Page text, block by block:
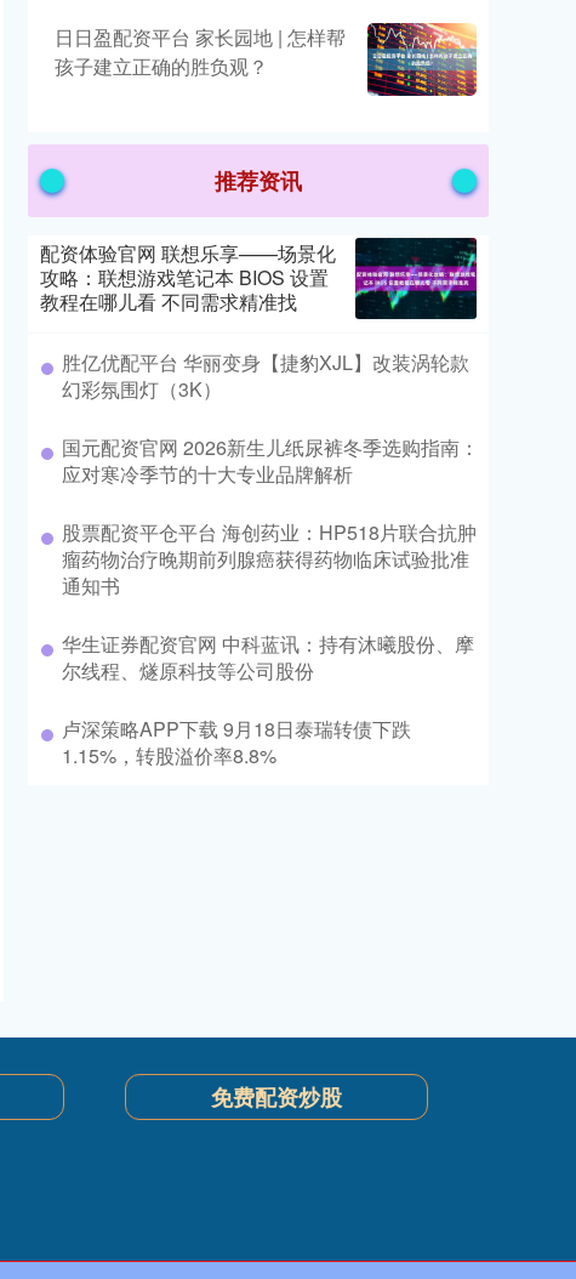
日日盈配资平台 家长园地 | 怎样帮
孩子建立正确的胜负观？
推荐资讯
配资体验官网 联想乐享——场景化
攻略：联想游戏笔记本 BIOS 设置
教程在哪儿看 不同需求精准找
胜亿优配平台 华丽变身【捷豹XJL】改装涡轮款
幻彩氛围灯（3K）
国元配资官网 2026新生儿纸尿裤冬季选购指南：
应对寒冷季节的十大专业品牌解析
股票配资平仓平台 海创药业：HP518片联合抗肿
瘤药物治疗晚期前列腺癌获得药物临床试验批准
通知书
华生证券配资官网 中科蓝讯：持有沐曦股份、摩
尔线程、燧原科技等公司股份
卢深策略APP下载 9月18日泰瑞转债下跌
1.15%，转股溢价率8.8%
免费配资炒股